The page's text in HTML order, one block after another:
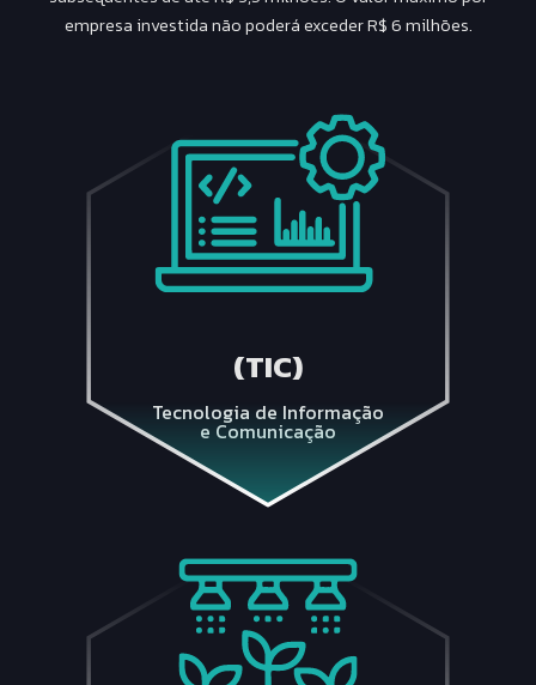
empresa investida não poderá exceder R$ 6 milhões.
Tecnologia de Informação
e Comunicação
(TIC)